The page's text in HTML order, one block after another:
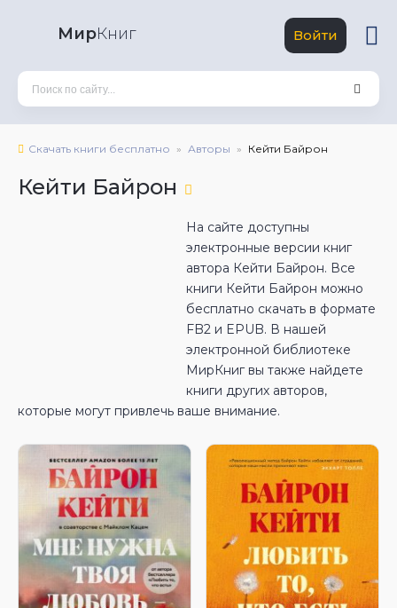
МирКниг Войти
Скачать книги бесплатно Авторы Кейти Байрон
Кейти Байрон
На сайте доступны
электронные версии книг
автора Кейти Байрон. Все
книги Кейти Байрон можно
бесплатно скачать в формате
FB2 и EPUB. В нашей
электронной библиотеке
МирКниг вы также найдете
книги других авторов,
которые могут привлечь ваше внимание.